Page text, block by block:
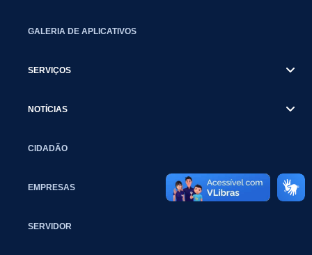
GALERIA DE APLICATIVOS
SERVIÇOS
NOTÍCIAS
CIDADÃO
EMPRESAS
SERVIDOR